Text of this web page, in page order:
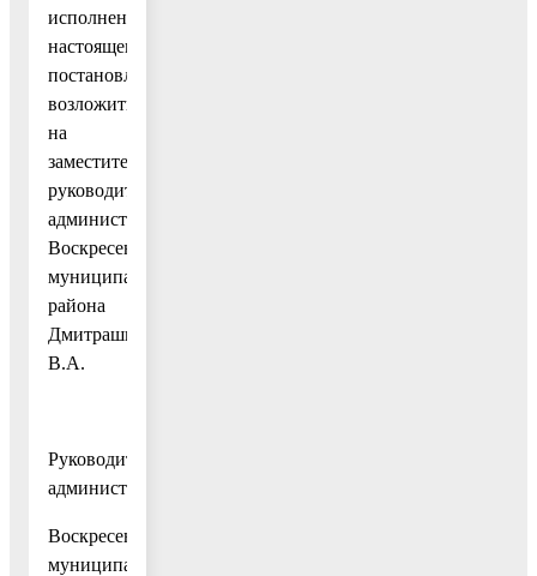
исполнением
настоящего
постановления
возложить
на
заместителя
руководителя
администрации
Воскресенскиго
муниципального
района
Дмитрашко
В.А.
Руководитель
администрации
Воскресенского
муниципального